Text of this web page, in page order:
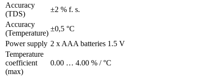
Accuracy
(TDS)
±2 % f. s.
Accuracy
(Temperature)
±0,5 °C
Power supply 2 x AAA batteries 1.5 V
Temperature
coefficient
(max)
0.00 … 4.00 % / °C